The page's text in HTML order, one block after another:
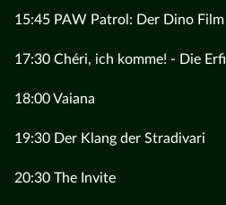
15:45 PAW Patrol: Der Dino Film
17:30 Chéri, ich komme! - Die
18:00 Vaiana
19:30 Der Klang der Stradivari
20:30 The Invite